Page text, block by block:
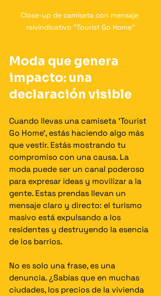
Close-up de camiseta con mensaje
reivindicativo "Tourist Go Home"
Moda que genera
impacto: una
declaración visible
Cuando llevas una camiseta 'Tourist
Go Home', estás haciendo algo más
que vestir. Estás mostrando tu
compromiso con una causa. La
moda puede ser un canal poderoso
para expresar ideas y movilizar a la
gente. Estas prendas llevan un
mensaje claro y directo: el turismo
masivo está expulsando a los
residentes y destruyendo la esencia
de los barrios.
No es solo una frase, es una
denuncia. ¿Sabías que en muchas
ciudades, los precios de la vivienda